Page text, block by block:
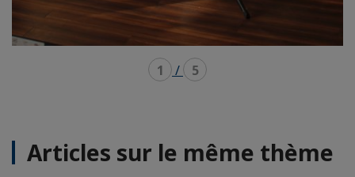
1 / 5
Articles sur le même thème